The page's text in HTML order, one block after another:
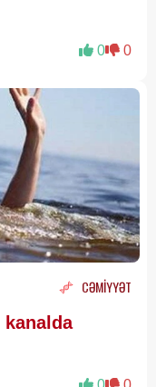
0 0
CƏMİYYƏT
kanalda